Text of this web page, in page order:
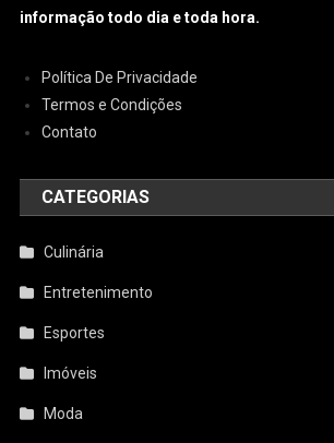
informação todo dia e toda hora.
Política De Privacidade
Termos e Condições
Contato
CATEGORIAS
Culinária
Entretenimento
Esportes
Imóveis
Moda